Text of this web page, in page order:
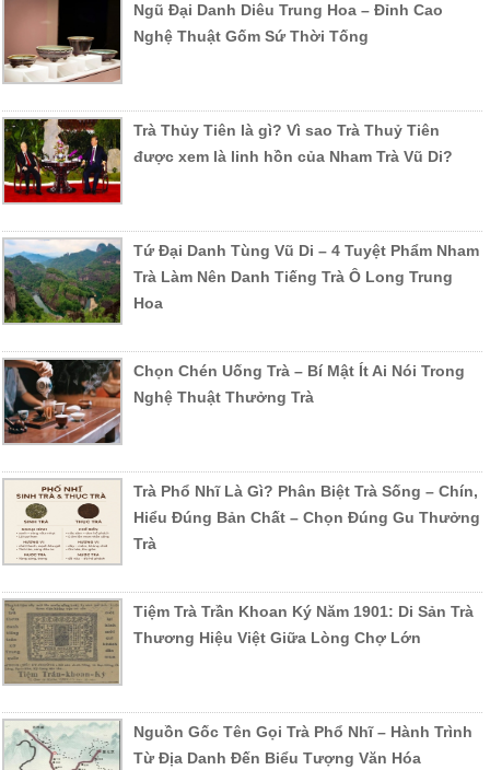
Ngũ Đại Danh Diêu Trung Hoa – Đỉnh Cao
Nghệ Thuật Gốm Sứ Thời Tống
Trà Thủy Tiên là gì? Vì sao Trà Thuỷ Tiên
được xem là linh hồn của Nham Trà Vũ Di?
Tứ Đại Danh Tùng Vũ Di – 4 Tuyệt Phẩm Nham
Trà Làm Nên Danh Tiếng Trà Ô Long Trung
Hoa
Chọn Chén Uống Trà – Bí Mật Ít Ai Nói Trong
Nghệ Thuật Thưởng Trà
Trà Phổ Nhĩ Là Gì? Phân Biệt Trà Sống – Chín,
Hiểu Đúng Bản Chất – Chọn Đúng Gu Thưởng
Trà
Tiệm Trà Trần Khoan Ký Năm 1901: Di Sản Trà
Thương Hiệu Việt Giữa Lòng Chợ Lớn
Nguồn Gốc Tên Gọi Trà Phổ Nhĩ – Hành Trình
Từ Địa Danh Đến Biểu Tượng Văn Hóa